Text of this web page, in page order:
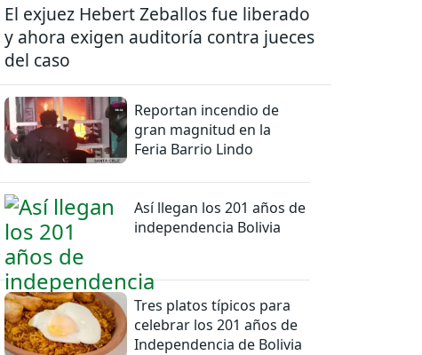
El exjuez Hebert Zeballos fue liberado
y ahora exigen auditoría contra jueces
del caso
Reportan incendio de
gran magnitud en la
Feria Barrio Lindo
Así llegan los 201 años de
independencia Bolivia
Tres platos típicos para
celebrar los 201 años de
Independencia de Bolivia